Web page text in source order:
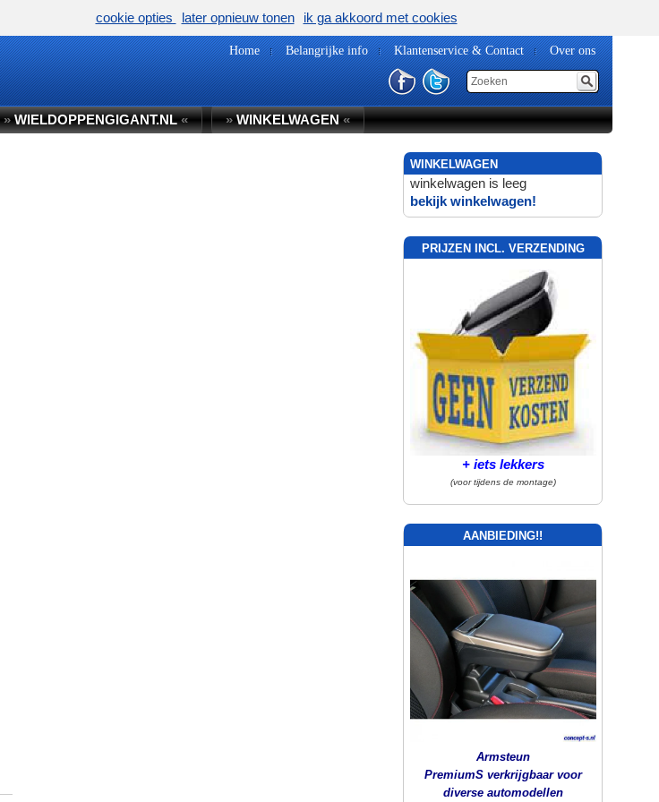
Home Belangrijke info Klantenservice & Contact Over ons
»WIELDOPPENGIGANT.NL« »WINKELWAGEN«
WINKELWAGEN
winkelwagen is leeg
bekijk winkelwagen!
PRIJZEN INCL. VERZENDING
+ iets lekkers
(voor tijdens de montage)
AANBIEDING!!
Armsteun
PremiumS verkrijgbaar voor
diverse automodellen
cookie opties later opnieuw tonen ik ga akkoord met cookies